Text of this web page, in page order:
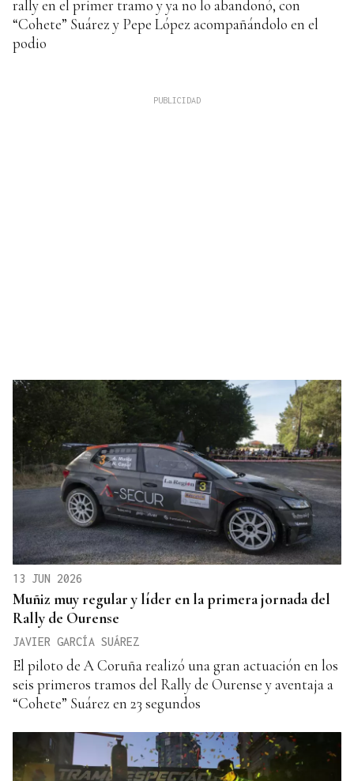
rally en el primer tramo y ya no lo abandonó, con
“Cohete” Suárez y Pepe López acompañándolo en el
podio
13 JUN 2026
Muñiz muy regular y líder en la primera jornada del
Rally de Ourense
JAVIER GARCÍA SUÁREZ
El piloto de A Coruña realizó una gran actuación en los
seis primeros tramos del Rally de Ourense y aventaja a
“Cohete” Suárez en 23 segundos